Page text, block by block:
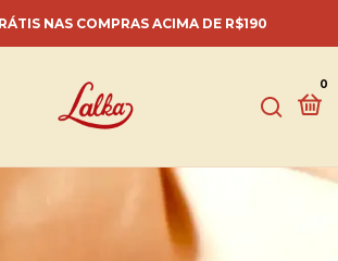
NAS COMPRAS ACIMA DE R$190
0